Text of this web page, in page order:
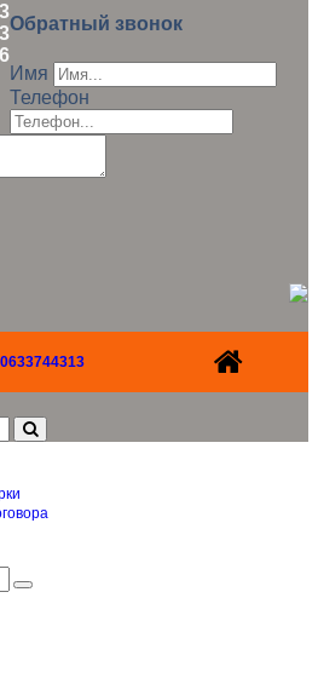
Обратный звонок
Имя
Телефон